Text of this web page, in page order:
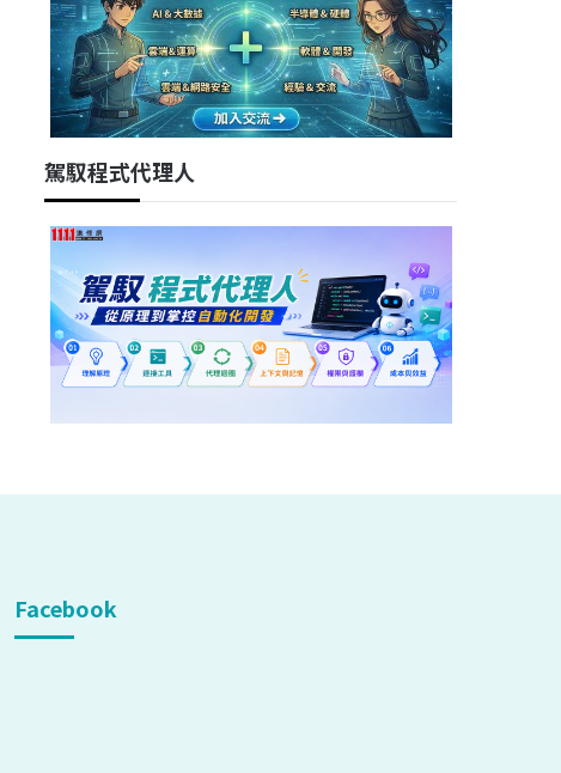
駕馭程式代理人
Facebook